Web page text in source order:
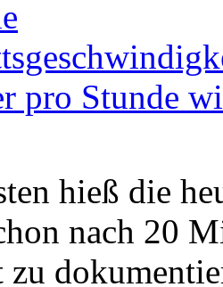
hieß die
nach 20